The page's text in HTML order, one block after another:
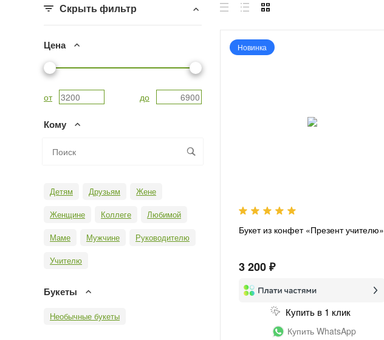
Скрыть фильтр
Цена
от до
Кому
Детям Друзьям
Жене
Женщине
Коллеге
Любимой
Маме
Мужчине
Руководителю
Учителю
Букеты
Необычные букеты
Новинка
Букет из конфет «Презент учителю»
3 200 ₽
Купить в 1 клик
Купить WhatsApp